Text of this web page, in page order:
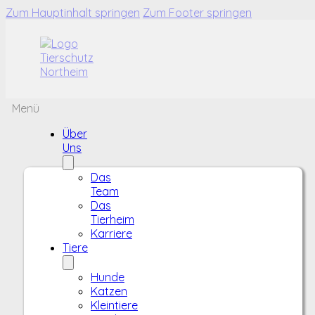
Zum Hauptinhalt springen Zum Footer springen
Menü
Über
Uns
Das
Team
Das
Tierheim
Karriere
Tiere
Hunde
Katzen
Kleintiere